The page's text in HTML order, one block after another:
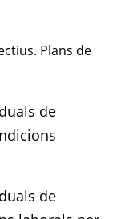
Plans de
de
de